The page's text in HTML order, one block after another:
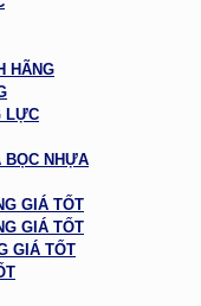
HÃNG
LỰC
BỌC NHỰA
GIÁ TỐT
GIÁ TỐT
GIÁ TỐT